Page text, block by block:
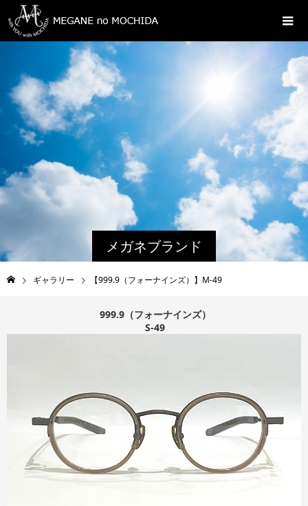
メガネブランド
ギャラリー 【999.9（フォーナインズ）】M-49
999.9（フォーナインズ）
S-49